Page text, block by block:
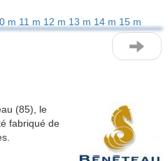
m 11 m 12 m 13 m 14 m 15 m
(85), le
fabriqué de